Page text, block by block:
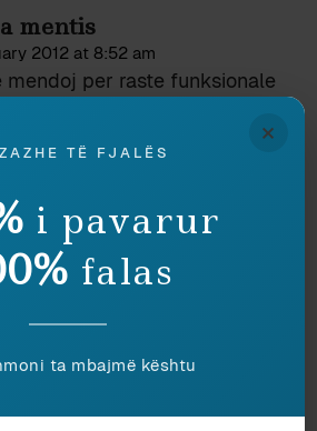
mentis
2012 at 8:52 am
mendoj per raste funksionale
zhvillimit te shoqerise se
qe sqaronte se si e
njeriun dhe jo kundra tij,
fjale qe nepermjet normes te
vrasja, jo nga dora
ka humbur njeriun e afert, por
kane rezultuar funksionale,
elektorale, per vjeljen e
×
TË FJALËS
i pavarur
falas
ta mbajmë kështu